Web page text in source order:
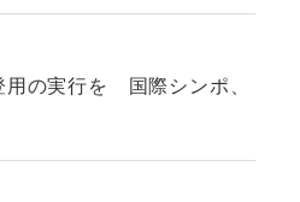
の実行を 国際シンポ、